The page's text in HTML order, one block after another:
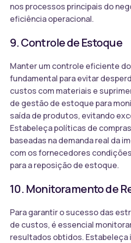
nos processos principais do
eficiência operacional.
9. Controle de Estoque
Manter um controle eficiente
fundamental para evitar
custos com materiais e
de gestão de estoque para
saída de produtos, evitando
Estabeleça políticas de
baseadas na demanda real da
com os fornecedores
para a reposição de estoque.
10. Monitoramento de
Para garantir o sucesso das
de custos, é essencial
resultados obtidos. Estabeleça